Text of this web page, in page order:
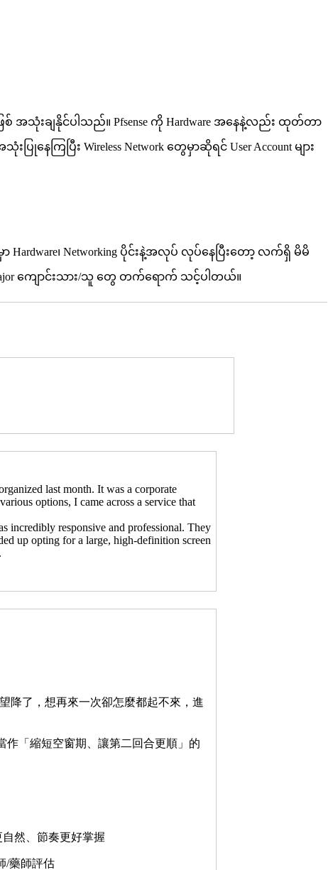
အဖြစ် အသုံးချနိုင်ပါသည်။ Pfsense ကို Hardware အနေနဲ့လည်း ထုတ်တာ
ြုနေကြပြီး Wireless Network တွေမှာဆိုရင် User Account များ
၊ Networking ပိုင်းနဲ့အလုပ် လုပ်နေပြီးတော့ လက်ရှိ မိမိ
ကျောင်းသား/သူ တွေ တက်ရောက် သင့်ပါတယ်။
last month. It was a corporate
options, I came across a service that
incredibly responsive and professional. They
up opting for a large, high-definition screen
降了，想再來一次卻怎麼都起不來，進
作「縮短空窗期、讓第二回合更順」的
然、節奏更好掌握
/藥師評估